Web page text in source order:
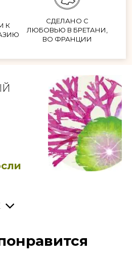
К
СДЕЛАНО С
ЛЮБОВЬЮ В БРЕТАНИ,
ВО ФРАНЦИИ